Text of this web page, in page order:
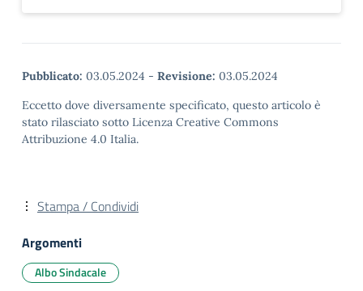
Pubblicato: 03.05.2024 - Revisione: 03.05.2024
Eccetto dove diversamente specificato, questo articolo è
stato rilasciato sotto Licenza Creative Commons
Attribuzione 4.0 Italia.
Stampa / Condividi
Argomenti
Albo Sindacale